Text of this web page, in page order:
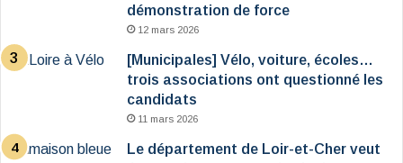
démonstration de force
12 mars 2026
[Municipales] Vélo, voiture, écoles…
trois associations ont questionné les
candidats
11 mars 2026
Le département de Loir-et-Cher veut